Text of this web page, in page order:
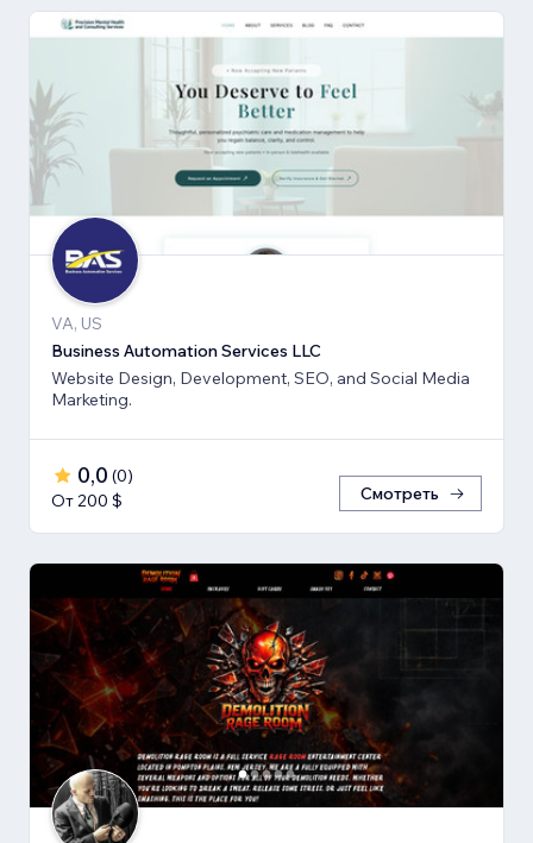
VA, US
Business Automation Services LLC
Website Design, Development, SEO, and Social Media
Marketing.
0,0 (0)
От 200 $
Смотреть